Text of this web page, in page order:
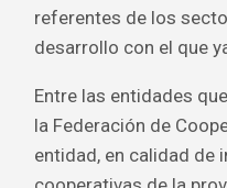
referentes de los
desarrollo con el que
Entre las entidades
la Federación de
entidad, en calidad de